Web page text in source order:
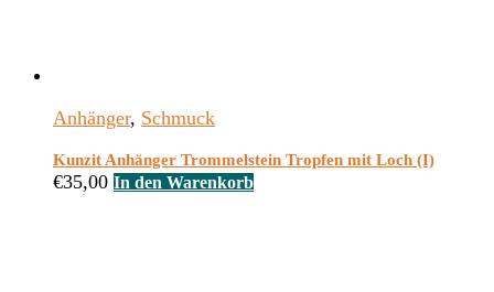
Anhänger, Schmuck
Kunzit Anhänger Trommelstein Tropfen mit Loch (I)
€35,00 In den Warenkorb